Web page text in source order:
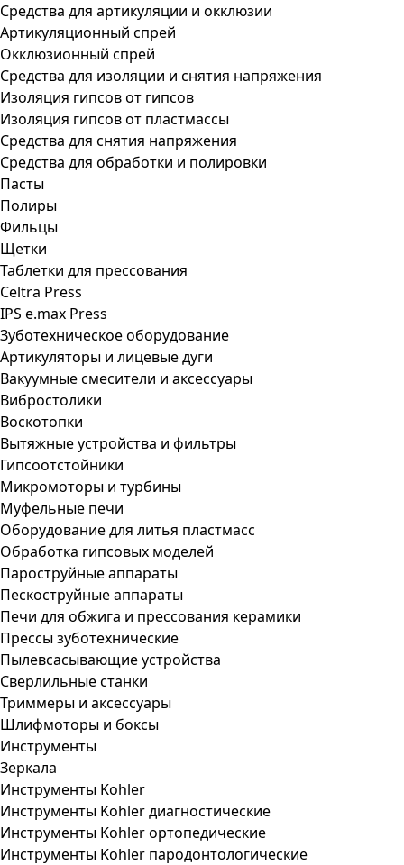
Средства для артикуляции и окклюзии
Артикуляционный спрей
Окклюзионный спрей
Средства для изоляции и снятия напряжения
Изоляция гипсов от гипсов
Изоляция гипсов от пластмассы
Средства для снятия напряжения
Средства для обработки и полировки
Пасты
Полиры
Фильцы
Щетки
Таблетки для прессования
Celtra Press
IPS e.max Press
Зуботехническое оборудование
Артикуляторы и лицевые дуги
Вакуумные смесители и аксессуары
Вибростолики
Воскотопки
Вытяжные устройства и фильтры
Гипсоотстойники
Микромоторы и турбины
Муфельные печи
Оборудование для литья пластмасс
Обработка гипсовых моделей
Пароструйные аппараты
Пескоструйные аппараты
Печи для обжига и прессования керамики
Прессы зуботехнические
Пылевсасывающие устройства
Сверлильные станки
Триммеры и аксессуары
Шлифмоторы и боксы
Инструменты
Зеркала
Инструменты Kohler
Инструменты Kohler диагностические
Инструменты Kohler ортопедические
Инструменты Kohler пародонтологические